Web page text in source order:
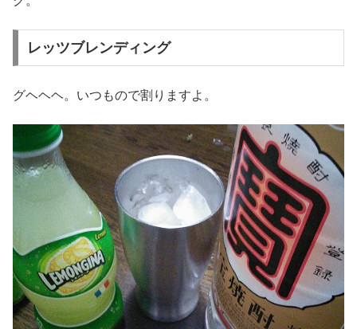
レッツブレンディング
グヘヘヘ。いつもので割りますよ。